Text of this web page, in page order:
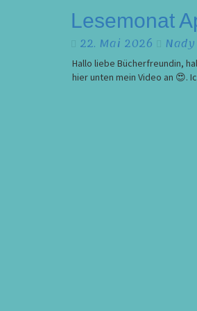
Lesemonat
April
2026
Lesemonat
22. Mai 2026 Nady
Hallo liebe Bücherfreundin,
hier unten mein Video an 😍.